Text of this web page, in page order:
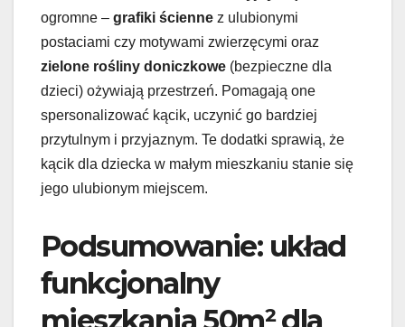
ogromne – grafiki ścienne z ulubionymi
postaciami czy motywami zwierzęcymi oraz
zielone rośliny doniczkowe (bezpieczne dla
dzieci) ożywiają przestrzeń. Pomagają one
spersonalizować kącik, uczynić go bardziej
przytulnym i przyjaznym. Te dodatki sprawią, że
kącik dla dziecka w małym mieszkaniu stanie się
jego ulubionym miejscem.
Podsumowanie: układ
funkcjonalny